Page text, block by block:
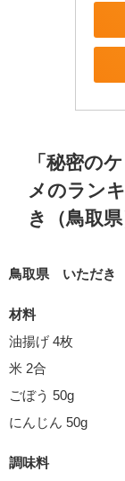
「秘密の
メのラン
き（鳥取県
鳥取県 いただき
材料
油揚げ 4枚
米 2合
ごぼう 50g
にんじん 50g
調味料